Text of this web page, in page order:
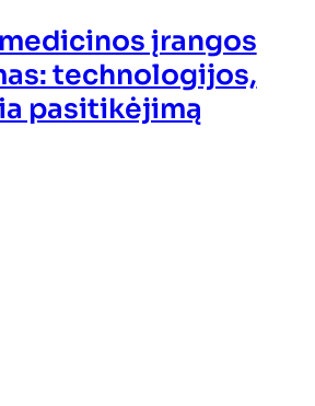
įrangos
technologijos,
pasitikėjimą